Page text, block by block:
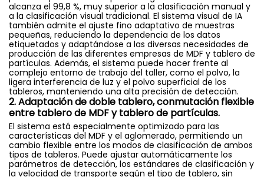
alcanza el 99,8 %, muy superior a la clasificación manual y
a la clasificación visual tradicional. El sistema visual de IA
también admite el ajuste fino adaptativo de muestras
pequeñas, reduciendo la dependencia de los datos
etiquetados y adaptándose a las diversas necesidades de
producción de las diferentes empresas de MDF y tablero de
partículas. Además, el sistema puede hacer frente al
complejo entorno de trabajo del taller, como el polvo, la
ligera interferencia de luz y el polvo superficial de los
tableros, manteniendo una alta precisión de detección.
2. Adaptación de doble tablero, conmutación flexible
entre tablero de MDF y tablero de partículas.
El sistema está especialmente optimizado para las
características del MDF y el aglomerado, permitiendo un
cambio flexible entre los modos de clasificación de ambos
tipos de tableros. Puede ajustar automáticamente los
parámetros de detección, los estándares de clasificación y
la velocidad de transporte según el tipo de tablero, sin